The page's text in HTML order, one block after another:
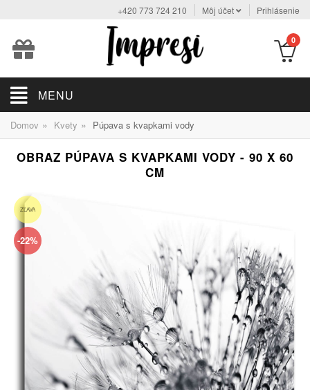
+420 773 724 210 Môj účet Prihlásenie
0
MENU
Domov » Kvety » Púpava s kvapkami vody
OBRAZ PÚPAVA S KVAPKAMI VODY - 90 X 60
CM
ZĽAVA
-22%